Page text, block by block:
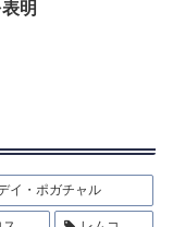
明
イ・ポガチャル